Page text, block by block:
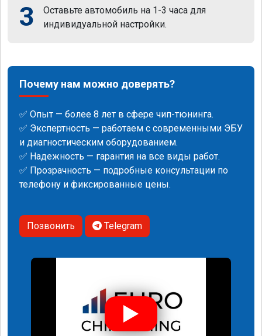
3
Оставьте автомобиль на 1-3 часа для
индивидуальной настройки.
Почему нам можно доверять?
✅ Опыт — более 8 лет в сфере чип-тюнинга.
✅ Экспертность — работаем с современными ЭБУ
и диагностическим оборудованием.
✅ Надежность — гарантия на все виды работ.
✅ Прозрачность — подробные консультации по
телефону и фиксированные цены.
Позвонить Telegram